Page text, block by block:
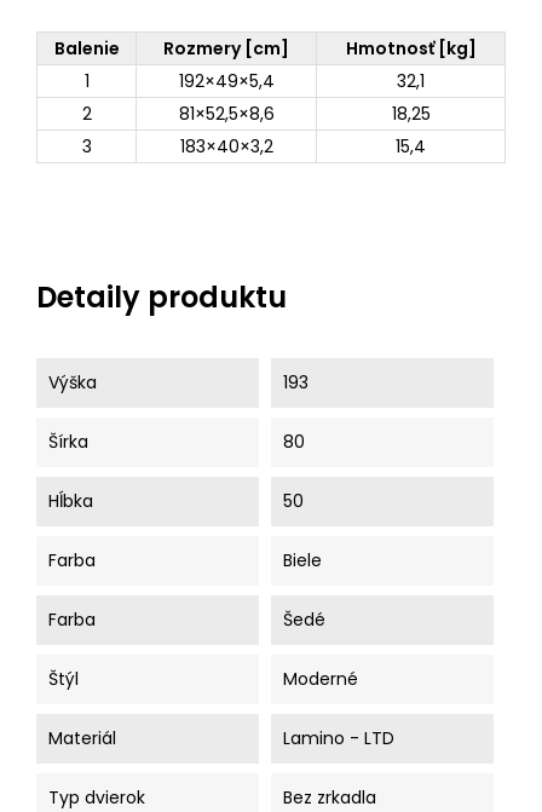
Balenie Rozmery [cm]
Hmotnosť [kg]
1
192×49×5,4
32,1
2
81×52,5×8,6
18,25
3
183×40×3,2 15,4
Detaily produktu
Výška 193
Šírka 80
Hĺbka 50
Farba Biele
Farba Šedé
Štýl Moderné
Materiál Lamino - LTD
Typ dvierok Bez zrkadla